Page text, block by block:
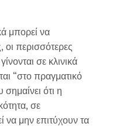
μπορεί να
περισσότερες
σε κλινικά
“στο πραγματικό
ότι η
σε
να μην επιτύχουν τα